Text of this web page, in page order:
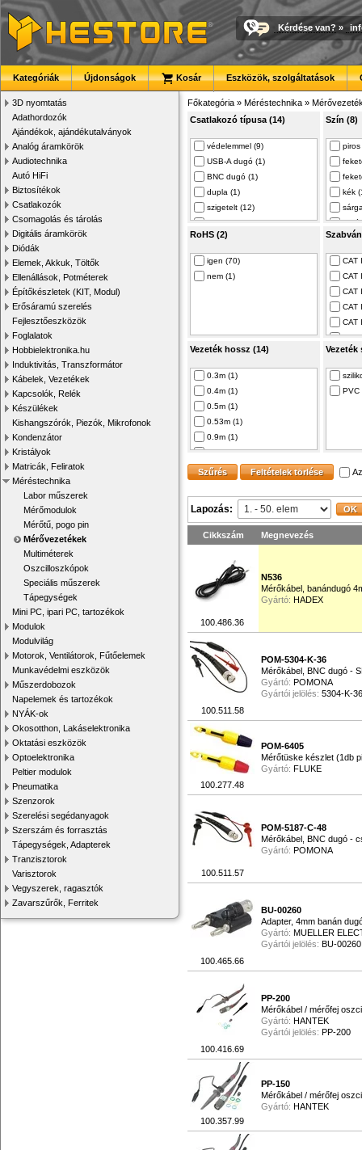
Kérdése van? »
Kategóriák Újdonságok Kosár Eszközök, szolgáltatások
3D nyomtatás
Adathordozók
Ajándékok, ajándékutalványok
Analóg áramkörök
Audiotechnika
Autó HiFi
Biztosítékok
Csatlakozók
Csomagolás és tárolás
Digitális áramkörök
Diódák
Elemek, Akkuk, Töltők
Ellenállások, Potméterek
Építőkészletek (KIT, Modul)
Erősáramú szerelés
Fejlesztőeszközök
Foglalatok
Hobbielektronika.hu
Induktivitás, Transzformátor
Kábelek, Vezetékek
Kapcsolók, Relék
Készülékek
Kishangszórók, Piezók, Mikrofonok
Kondenzátor
Kristályok
Matricák, Feliratok
Méréstechnika
Labor műszerek
Mérőmodulok
Mérőtű, pogo pin
Mérővezetékek
Multiméterek
Oszcilloszkópok
Speciális műszerek
Tápegységek
Mini PC, ipari PC, tartozékok
Modulok
Modulvilág
Motorok, Ventilátorok, Fűtőelemek
Munkavédelmi eszközök
Műszerdobozok
Napelemek és tartozékok
NYÁK-ok
Okosotthon, Lakáselektronika
Oktatási eszközök
Optoelektronika
Peltier modulok
Pneumatika
Szenzorok
Szerelési segédanyagok
Szerszám és forrasztás
Tápegységek, Adapterek
Tranzisztorok
Varisztorok
Vegyszerek, ragasztók
Zavarszűrők, Ferritek
Főkategória » Méréstechnika »
Csatlakozó típusa (14)
védelemmel (9)
USB-A dugó (1)
BNC dugó (1)
dupla (1)
szigetelt (12)
krokodilcsipesz (6)
szigeteletlen (7)
tengelyes 2mm hü… (2)
krokodilcsipesz … (1)
Szín (8)
piros
kék
zöld
RoHS (2)
igen (70)
nem (1)
CAT
CAT
CAT
CAT
CAT
Vezeték hossz (14)
0.3m (1)
0.4m (1)
0.5m (1)
0.53m (1)
0.9m (1)
0,9144m (1)
1m (35)
1.2m (6)
1.3m (1)
1.5m (2)
3m (1)
1M (4)
Vezeték
PVC
Lapozás:
Cikkszám Megnevezés
100.486.36
N536
Mérőkábel, banándugó
Gyártó: HADEX
100.511.58
POM-5304-K-36
Mérőkábel, BNC dugó -
Gyártó: POMONA
Gyártói jelölés: 5304-K-36
100.277.48
POM-6405
Mérőtüske készlet (1db
Gyártó: FLUKE
100.511.57
POM-5187-C-48
Mérőkábel, BNC dugó -
Gyártó: POMONA
100.465.66
BU-00260
Adapter, 4mm banán
Gyártó: MUELLER
Gyártói jelölés: BU-00260
100.416.69
PP-200
Mérőkábel / mérőfej
Gyártó: HANTEK
Gyártói jelölés: PP-200
100.357.99
PP-150
Mérőkábel / mérőfej
Gyártó: HANTEK